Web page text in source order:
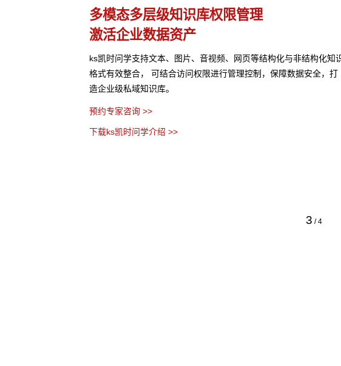
多种应用构建方式
灵活适配开箱即用
支持无代码、低代码、全代码三种配置方式，5种应用开发模式，无
缝融合企业业务系统。ks凯时问学预置了多种企业级应用场景模板，
高效解决企业开发使用应用的各种难题。
预约专家咨询 >>
下载ks凯时问学介绍 >>
4 /4